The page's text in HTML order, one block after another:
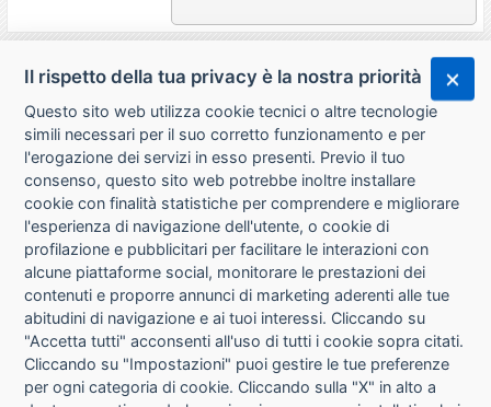
CHI SIAMO
CONTATTI
CONDIZIONI DI VENDITA
RICHIESTA RECESSO
Il rispetto della tua privacy è la nostra priorità
Questo sito web utilizza cookie tecnici o altre tecnologie
simili necessari per il suo corretto funzionamento e per
l'erogazione dei servizi in esso presenti. Previo il tuo
consenso, questo sito web potrebbe inoltre installare
cookie con finalità statistiche per comprendere e migliorare
l'esperienza di navigazione dell'utente, o cookie di
profilazione e pubblicitari per facilitare le interazioni con
alcune piattaforme social, monitorare le prestazioni dei
contenuti e proporre annunci di marketing aderenti alle tue
abitudini di navigazione e ai tuoi interessi. Cliccando su
"Accetta tutti" acconsenti all'uso di tutti i cookie sopra citati.
Cliccando su "Impostazioni" puoi gestire le tue preferenze
per ogni categoria di cookie. Cliccando sulla "X" in alto a